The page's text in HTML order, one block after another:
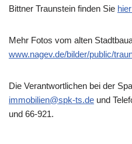
Bittner Traunstein finden Sie
Mehr Fotos vom alten
www.nagev.de/bilder/public/
Die Verantwortlichen bei der
immobilien@spk-ts.de und
und 66-921.